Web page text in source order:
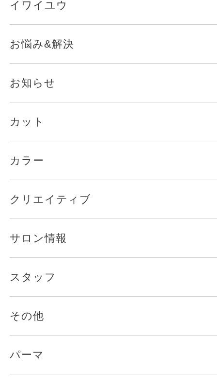
イワイユウ
お悩み&解決
お知らせ
カット
カラー
クリエイティブ
サロン情報
スタッフ
その他
パーマ